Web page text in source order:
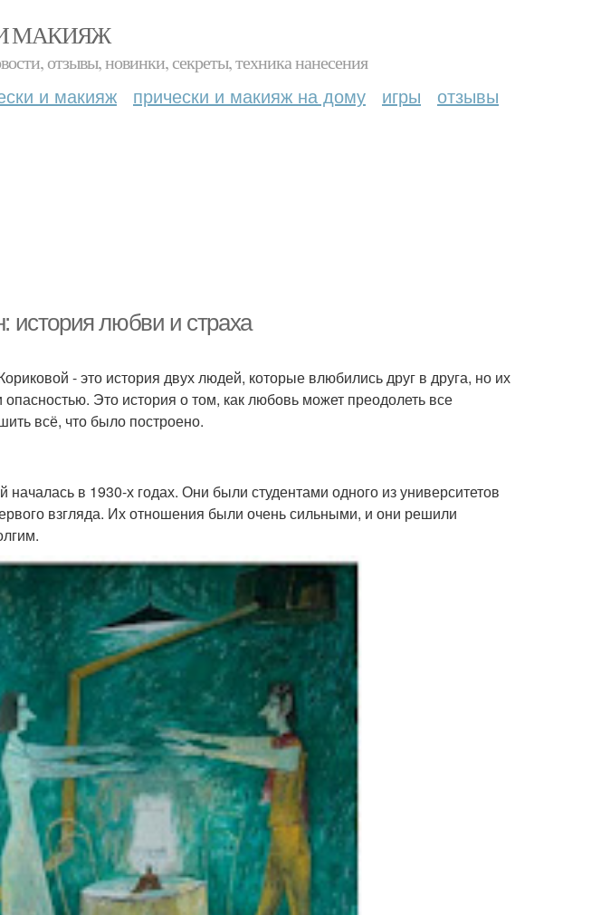
МАКИЯЖ
отзывы, новинки, секреты, техника нанесения
и макияж прически и макияж на дому игры отзывы
история любви и страха
- это история двух людей, которые влюбились друг в друга, но их
Это история о том, как любовь может преодолеть все
всё, что было построено.
в 1930-х годах. Они были студентами одного из университетов
взгляда. Их отношения были очень сильными, и они решили